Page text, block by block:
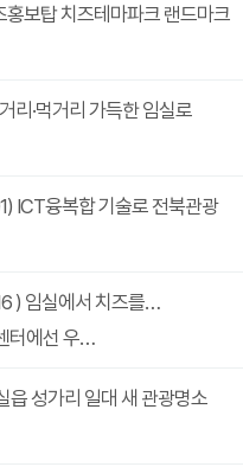
홍보탑 치즈테마파크 랜드마크
리·먹거리 가득한 임실로
ICT융복합 기술로 전북관광
) 임실에서 치즈를…
터에선 우…
읍 성가리 일대 새 관광명소